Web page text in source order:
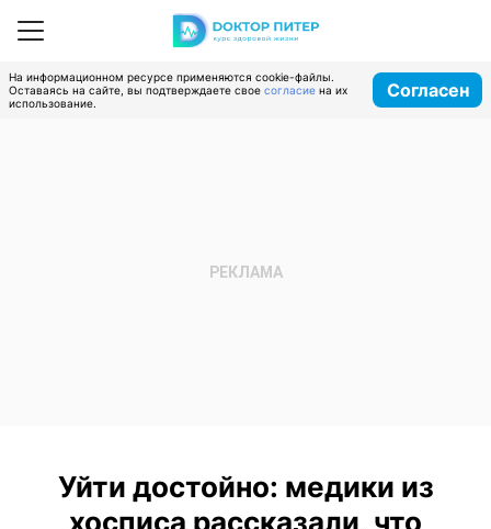
На информационном ресурсе применяются cookie-файлы.
Оставаясь на сайте, вы подтверждаете свое согласие на их
использование.
Согласен
Уйти достойно: медики из
хосписа рассказали, что